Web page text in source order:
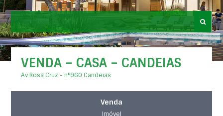
VENDA – CASA – CANDEIAS
Av Rosa Cruz - n°960 Candeias
Venda
Imóvel